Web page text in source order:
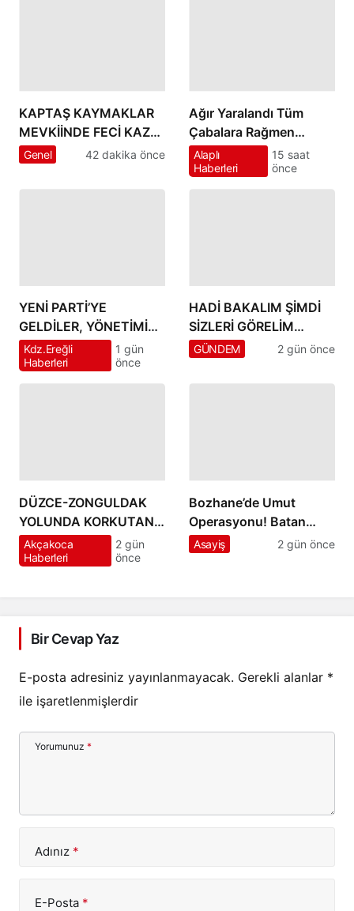
KAPTAŞ KAYMAKLAR
MEVKİİNDE FECİ KAZA!
SERVİSLE OTOMOBİL
Genel 42 dakika önce
Ağır Yaralandı Tüm
Çabalara Rağmen
Kurtarılamadı
Alaplı
Haberleri
15 saat
önce
YENİ PARTİ’YE
GELDİLER, YÖNETİMİ
BEKLEDİLER… KOLTUK
ÇIKMAYINCA 14 İMZA
ATTILAR!
Kdz.Ereğli
Haberleri
1 gün
önce
HADİ BAKALIM ŞİMDİ
SİZLERİ GÖRELİM
RECEP YILMAZ’I GİTSİN
SİZİN…!!
GÜNDEM 2 gün önce
DÜZCE-ZONGULDAK
YOLUNDA KORKUTAN
KAZA! TIRLA ÇARPIŞTI,
TAKLA ATTI: 4 YARALI
Akçakoca
Haberleri
2 gün
önce
Bozhane’de Umut
Operasyonu! Batan
“Kazım” Teknesi
Asayiş 2 gün önce
Bir Cevap Yaz
E-posta adresiniz yayınlanmayacak. Gerekli alanlar *
ile işaretlenmişlerdir
Yorumunuz *
Adınız *
E-Posta *